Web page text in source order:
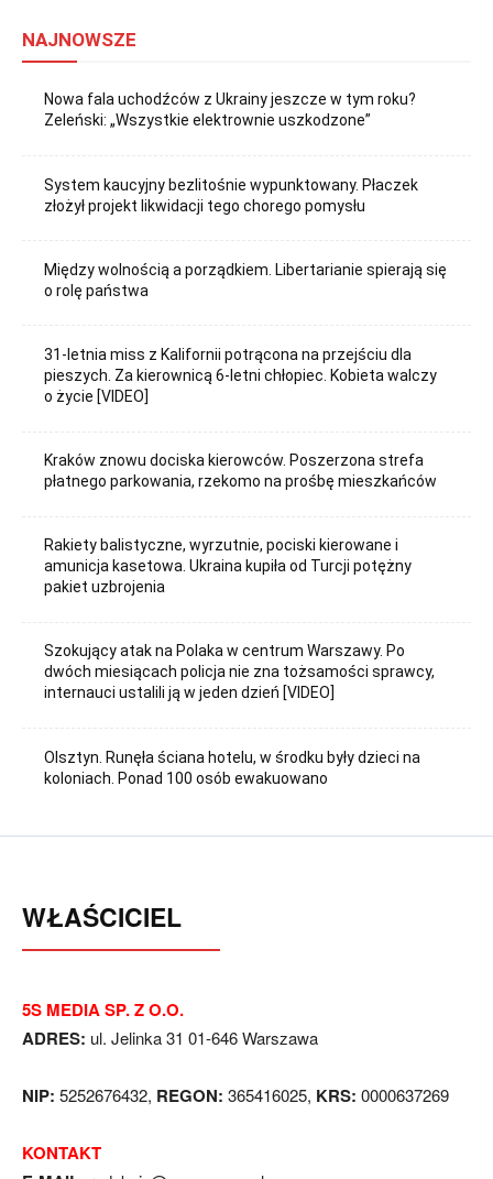
NAJNOWSZE
Nowa fala uchodźców z Ukrainy jeszcze w tym roku?
Zeleński: „Wszystkie elektrownie uszkodzone”
System kaucyjny bezlitośnie wypunktowany. Płaczek
złożył projekt likwidacji tego chorego pomysłu
Między wolnością a porządkiem. Libertarianie spierają się
o rolę państwa
31-letnia miss z Kalifornii potrącona na przejściu dla
pieszych. Za kierownicą 6-letni chłopiec. Kobieta walczy
o życie [VIDEO]
Kraków znowu dociska kierowców. Poszerzona strefa
płatnego parkowania, rzekomo na prośbę mieszkańców
Rakiety balistyczne, wyrzutnie, pociski kierowane i
amunicja kasetowa. Ukraina kupiła od Turcji potężny
pakiet uzbrojenia
Szokujący atak na Polaka w centrum Warszawy. Po
dwóch miesiącach policja nie zna tożsamości sprawcy,
internauci ustalili ją w jeden dzień [VIDEO]
Olsztyn. Runęła ściana hotelu, w środku były dzieci na
koloniach. Ponad 100 osób ewakuowano
WŁAŚCICIEL
5S MEDIA SP. Z O.O.
ADRES: ul. Jelinka 31 01-646 Warszawa
NIP: 5252676432, REGON: 365416025, KRS: 0000637269
KONTAKT